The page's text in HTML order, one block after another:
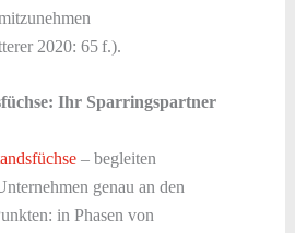
2020: 65 f.).
Ihr Sparringspartner
– begleiten
genau an den
in Phasen von